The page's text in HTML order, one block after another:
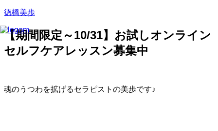
徳橋美歩
【期間限定～10/31】お試しオンライン
セルフケアレッスン募集中
魂のうつわを拡げるセラピストの美歩です♪